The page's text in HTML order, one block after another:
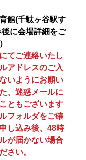
館(千駄ヶ谷駅す
後に会場詳細をご
てご連絡いたし
アドレスのご入
いようにお願い
、迷惑メールに
ともございます
フォルダをご確
し込み後、48時
が届かない場合
さい。